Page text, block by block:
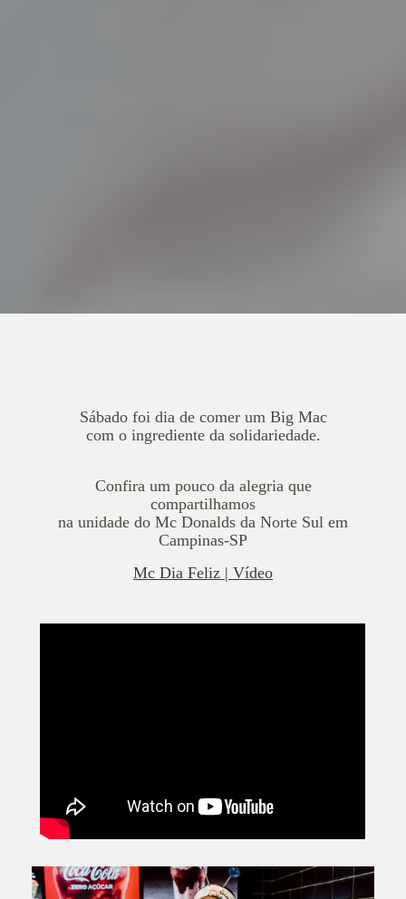
Sábado foi dia de comer um Big Mac
com o ingrediente da solidariedade.
Confira um pouco da alegria que
compartilhamos
na unidade do Mc Donalds da Norte Sul em
Campinas-SP
Mc Dia Feliz | Vídeo